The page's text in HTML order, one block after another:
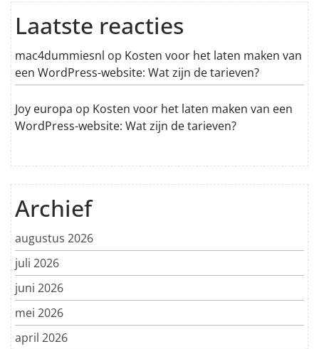
Laatste reacties
mac4dummiesnl op Kosten voor het laten maken van
een WordPress-website: Wat zijn de tarieven?
Joy europa op Kosten voor het laten maken van een
WordPress-website: Wat zijn de tarieven?
Archief
augustus 2026
juli 2026
juni 2026
mei 2026
april 2026